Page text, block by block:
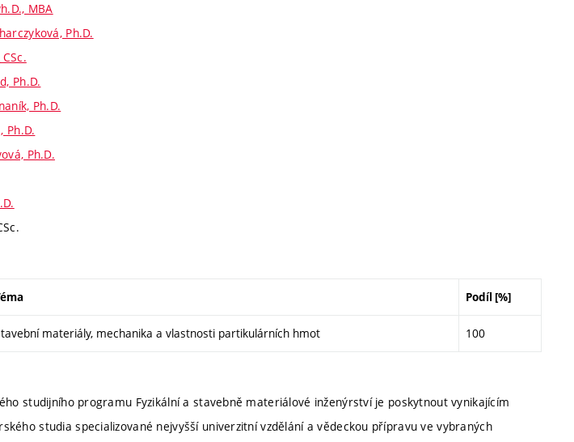
MBA
Ph.D.
Ph.D.
Ph.D.
Ph.D.
Ph.D.
Podíl [%]
materiály, mechanika a vlastnosti partikulárních hmot 100
studijního programu Fyzikální a stavebně materiálové inženýrství je poskytnout vynikajícím
studia specializované nejvyšší univerzitní vzdělání a vědeckou přípravu ve vybraných